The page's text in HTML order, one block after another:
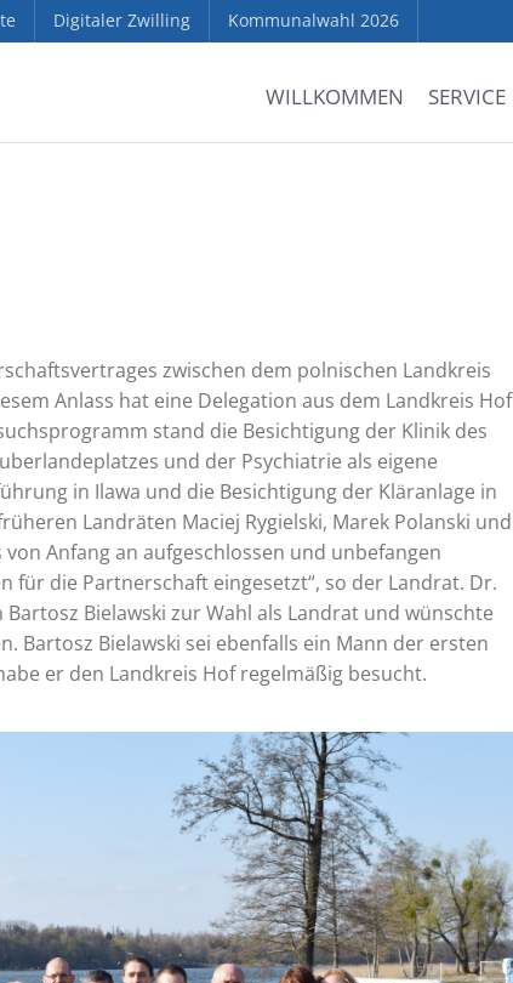
Digitaler Zwilling Kommunalwahl 2026
WILLKOMMEN SERVICE
zwischen dem polnischen Landkreis
Anlass hat eine Delegation aus dem Landkreis Hof
stand die Besichtigung der Klinik des
und der Psychiatrie als eigene
in Ilawa und die Besichtigung der Kläranlage in
Landräten Maciej Rygielski, Marek Polanski und
Anfang an aufgeschlossen und unbefangen
für die Partnerschaft eingesetzt“, so der Landrat. Dr.
Bielawski zur Wahl als Landrat und wünschte
Bartosz Bielawski sei ebenfalls ein Mann der ersten
er den Landkreis Hof regelmäßig besucht.